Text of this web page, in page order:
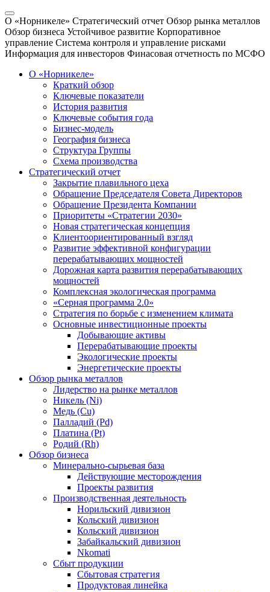
О «Норникеле» Стратегический отчет Обзор рынка металлов
Обзор бизнеса Устойчивое развитие Корпоративное
управление Система контроля и управление рисками
Информация для инвесторов Финасовая отчетность по МСФО
О «Норникеле»
Краткий обзор
Ключевые показатели
История развития
Ключевые события года
Бизнес-модель
География бизнеса
Структура Группы
Схема производства
Стратегический отчет
Закрытие плавильного цеха
Обращение Председателя Совета Директоров
Обращение Президента Компании
Приоритеты «Стратегии 2030»
Новая стратегическая концепция
Клиентоориентированный взгляд
Развитие эффективной конфигурации
перерабатывающих мощностей
Дорожная карта развития перерабатывающих
мощностей
Комплексная экологическая программа
«Серная программа 2.0»
Стратегия по борьбе с изменением климата
Основные инвестиционные проекты
Добывающие активы
Перерабатывающие проекты
Экологические проекты
Энергетические проекты
Обзор рынка металлов
Лидерство на рынке металлов
Никель (Ni)
Медь (Cu)
Палладий (Pd)
Платина (Pt)
Родий (Rh)
Обзор бизнеса
Минерально-сырьевая база
Действующие месторождения
Проекты развития
Производственная деятельность
Норильский дивизион
Кольский дивизион
Кольский дивизион
Забайкальский дивизион
Nkomati
Сбыт продукции
Сбытовая стратегия
Продуктовая линейка